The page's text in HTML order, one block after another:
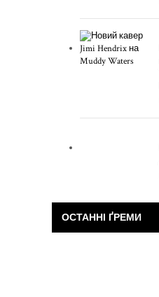
ОСТАННІ ҐРЕМИ